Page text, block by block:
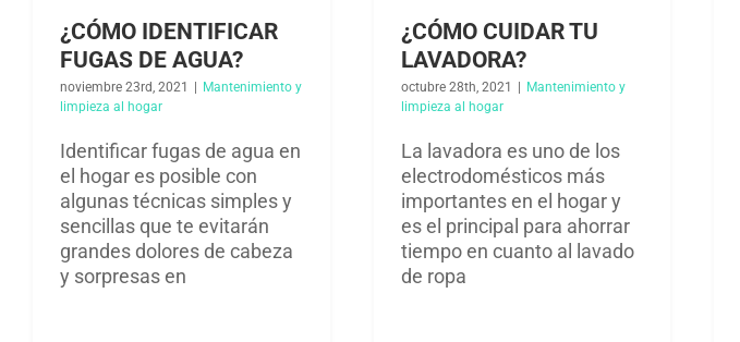
¿CÓMO IDENTIFICAR
FUGAS DE AGUA?
noviembre 23rd, 2021 | Mantenimiento y
limpieza al hogar​
Identificar fugas de agua en
el hogar es posible con
algunas técnicas simples y
sencillas que te evitarán
grandes dolores de cabeza
y sorpresas en
¿CÓMO CUIDAR TU
LAVADORA?
octubre 28th, 2021 | Mantenimiento y
limpieza al hogar​
La lavadora es uno de los
electrodomésticos más
importantes en el hogar y
es el principal para ahorrar
tiempo en cuanto al lavado
de ropa